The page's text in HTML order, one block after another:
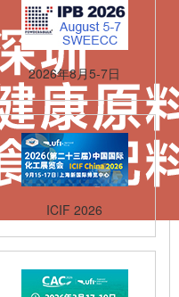
2026年8月5-7日
ICIF 2026